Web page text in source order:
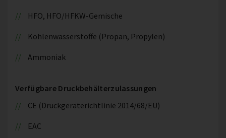
HFO, HFO/HFKW-Gemische
Kohlenwasserstoffe (Propan, Propylen)
Ammoniak
Verfügbare Druckbehälterzulassungen
CE (Druckgeräterichtlinie 2014/68/EU)
EAC